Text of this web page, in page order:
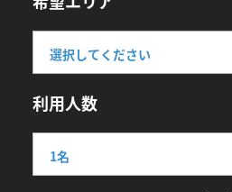
利用人数